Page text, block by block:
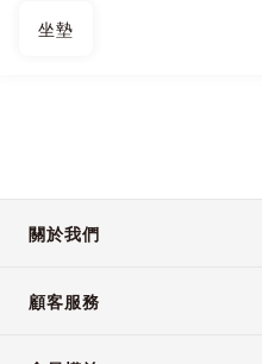
坐墊
關於我們
顧客服務